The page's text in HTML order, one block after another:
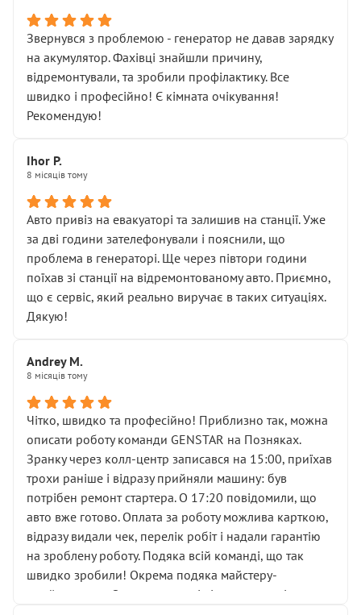
послуга. Тим більше, я був поруч і жодної реальної
діагностики ходової не проводилось. Після
зауваження гроші за цю “послугу” повернули, що
лише підтвердило мою правоту.
Але головне — я виїжджаю з боксу, і скрип у гальмах
залишився таким самим, як і був. Тобто оплачена
Далі ситуація тільки погіршилась:
• сказали, що тепер “потрібно знімати колеса”
• що біля авто стояти вже не можна
• почали озвучувати купу додаткових робіт без
чіткого пояснення
( ну все зняли та доробили) дякую!
Окремий момент, який виглядає абсурдно:
мені заявили, що бачок гальмівної рідини потрібно
міняти разом із головним гальмівним циліндром у
Для людини, яка хоча б трохи розуміється на техніці,
це звучить як мінімум непрофесійно, а як максимум —
спроба продати дорогий вузол замість елементарних
ущільнювачів.
Що прикро — це не перший мій візит. Раніше міняв у
вас стартер, і тоді сервіс наче справив хороше
враження. Але згодом знайшов декілька гайок під
лобовим склом. Мені пояснили, що це “старі гайки, які
відкручували”, і попросили не хвилюватися. ( надіюсь
новий власник, не застяг в полі))
Але після нинішнього візиту такі дрібниці вже не
здаються дрібницями.
Я — клієнт, який працює на довірі, і саме її цей сервіс
Звернувся з проблемою - генератор не давав зарядку
на акумулятор. Фахівці знайшли причину,
відремонтували, та зробили профілактику. Все
швидко і професійно! Є кімната очікування!
Рекомендую!
Ihor P.
8 місяців тому
Авто привіз на евакуаторі та залишив на станції. Уже
за дві години зателефонували і пояснили, що
проблема в генераторі. Ще через півтори години
поїхав зі станції на відремонтованому авто. Приємно,
що є сервіс, який реально виручає в таких ситуаціях.
Дякую!
Andrey M.
8 місяців тому
Чітко, швидко та професійно! Приблизно так, можна
описати роботу команди GENSTAR на Позняках.
Зранку через колл-центр записався на 15:00, приїхав
трохи раніше і відразу прийняли машину: був
потрібен ремонт стартера. О 17:20 повідомили, що
авто вже готово. Оплата за роботу можлива карткою,
відразу видали чек, перелік робіт і надали гарантію
на зроблену роботу. Подяка всій команді, що так
швидко зробили! Окрема подяка майстеру-
приймальнику Олександру: всі чітко та по суті.